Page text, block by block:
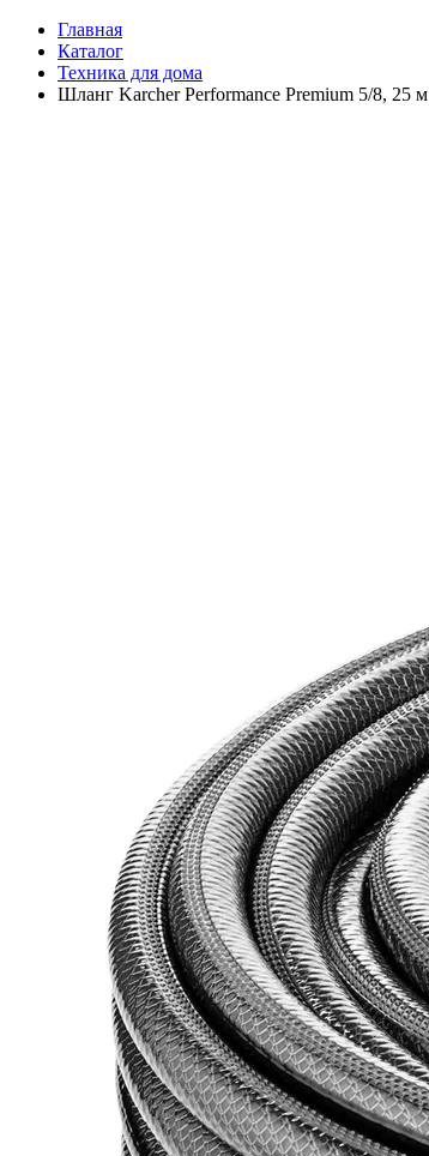
Главная
Каталог
Техника для дома
Шланг Karcher Performance Premium 5/8, 25 м